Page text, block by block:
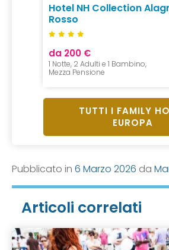
Hotel NH Collection
Rosso
da 200 €
1 Notte, 2 Adulti e 1 Bambino,
Mezza Pensione
TUTTI I FAMILY
EUROPA
Pubblicato in 6 Marzo 2026 da
Articoli correlati